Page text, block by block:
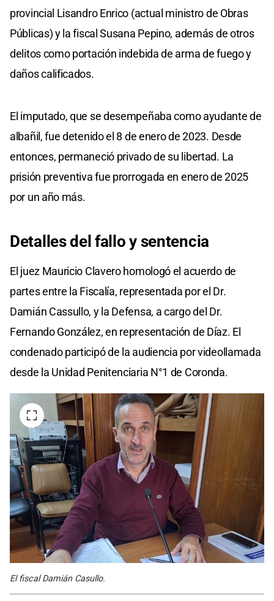
provincial Lisandro Enrico (actual ministro de Obras
Públicas) y la fiscal Susana Pepino, además de otros
delitos como portación indebida de arma de fuego y
daños calificados.
El imputado, que se desempeñaba como ayudante de
albañil, fue detenido el 8 de enero de 2023. Desde
entonces, permaneció privado de su libertad. La
prisión preventiva fue prorrogada en enero de 2025
por un año más.
Detalles del fallo y sentencia
El juez Mauricio Clavero homologó el acuerdo de
partes entre la Fiscalía, representada por el Dr.
Damián Cassullo, y la Defensa, a cargo del Dr.
Fernando González, en representación de Díaz. El
condenado participó de la audiencia por videollamada
desde la Unidad Penitenciaria N°1 de Coronda.
El fiscal Damián Casullo.